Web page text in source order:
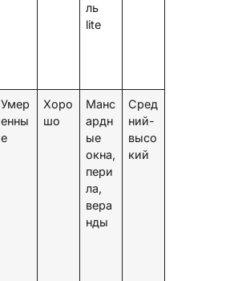
ль
lite
Умер
енны
е
Хоро
шо
Манс
ардн
ые
окна,
пери
ла,
вера
нды
Сред
ний-
высо
кий